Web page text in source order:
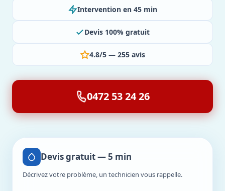
Intervention en 45 min
Devis 100% gratuit
4.8/5 — 255 avis
0472 53 24 26
Devis gratuit — 5 min
Décrivez votre problème, un technicien vous rappelle.